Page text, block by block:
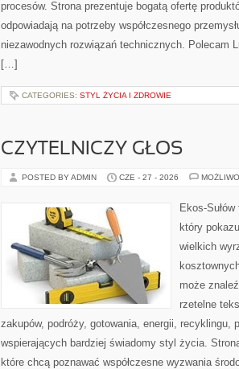
procesów. Strona prezentuje bogatą ofertę
odpowiadają na potrzeby współczesnego
niezawodnych rozwiązań technicznych. Polecam
[…]
CATEGORIES: STYL ŻYCIA I ZDROWIE
CZYTELNICZY GŁOS
POSTED BY ADMIN CZE - 27 - 2026
Ekos-
który
wielkich
może
rzetelne
zakupów, podróży, gotowania, energii, recyklingu,
wspierających bardziej świadomy styl życia.
które chcą poznawać współczesne wyzwania